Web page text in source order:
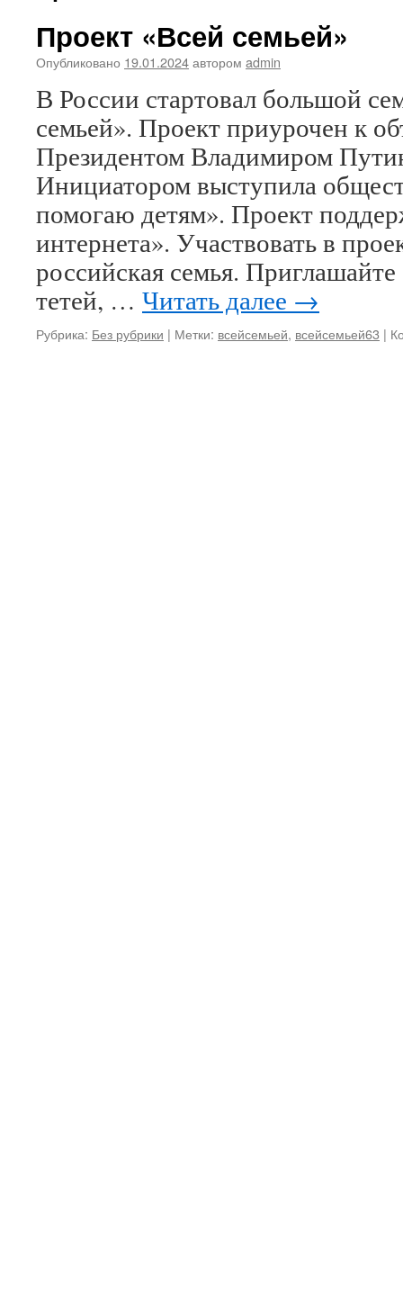
Проект «Всей семьей»
Опубликовано 19.01.2024автором admin
В России стартовал большой
семьей». Проект приурочен к
Президентом Владимиром
Инициатором выступила
помогаю детям». Проект
интернета». Участвовать в
российская семья.
тетей, … Читать далее →
Рубрика: Без рубрики | Метки: всейсемьей, всейсемьей63 |